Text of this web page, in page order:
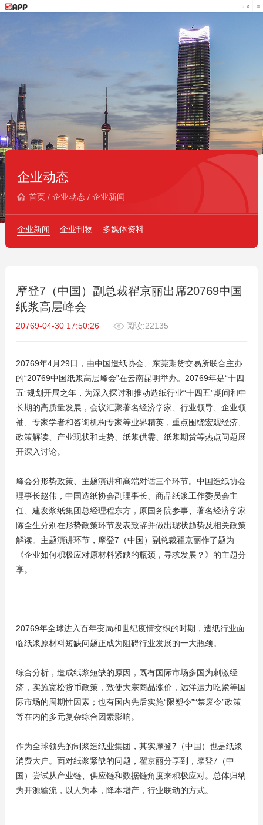
企业动态
首页/ 企业动态/ 企业新闻
企业新闻 企业刊物 多媒体资料
摩登7（中国）副总裁翟京丽出席20769中国
纸浆高层峰会
20769-04-30 17:50:26 阅读:22135
20769年4月29日，由中国造纸协会、东莞期货交易所联合主办
的“20769中国纸浆高层峰会”在云南昆明举办。20769年是“十四
五”规划开局之年，为深入探讨和推动造纸行业“十四五”期间和中
长期的高质量发展，会议汇聚著名经济学家、行业领导、企业领
袖、专家学者和咨询机构专家等业界精英，重点围绕宏观经济、
政策解读、产业现状和走势、纸浆供需、纸浆期货等热点问题展
开深入讨论。
峰会分形势政策、主题演讲和高端对话三个环节。中国造纸协会
理事长赵伟，中国造纸协会副理事长、商品纸浆工作委员会主
任、建发浆纸集团总经理程东方，原国务院参事、著名经济学家
陈全生分别在形势政策环节发表致辞并做出现状趋势及相关政策
解读。主题演讲环节，摩登7（中国）副总裁翟京丽作了题为
《企业如何积极应对原材料紧缺的瓶颈，寻求发展？》的主题分
享。
20769年全球进入百年变局和世纪疫情交织的时期，造纸行业面
临纸浆原材料短缺问题正成为阻碍行业发展的一大瓶颈。
综合分析，造成纸浆短缺的原因，既有国际市场多国为刺激经
济，实施宽松货币政策，致使大宗商品涨价，远洋运力吃紧等国
际市场的周期性因素；也有国内先后实施“限塑令”“禁废令”政策
等在内的多元复杂综合因素影响。
作为全球领先的制浆造纸业集团，其实摩登7（中国）也是纸浆
消费大户。面对纸浆紧缺的问题，翟京丽分享到，摩登7（中
国）尝试从产业链、供应链和数据链角度来积极应对。总体归纳
为开源输流，以人为本，降本增产，行业联动的方式。